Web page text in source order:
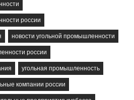
россии
новости угольной промышленности
россии
угольная промышленность
компании россии